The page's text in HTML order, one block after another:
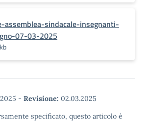
assemblea-sindacale-insegnanti-
07-03-2025
- Revisione: 02.03.2025
specificato, questo articolo è